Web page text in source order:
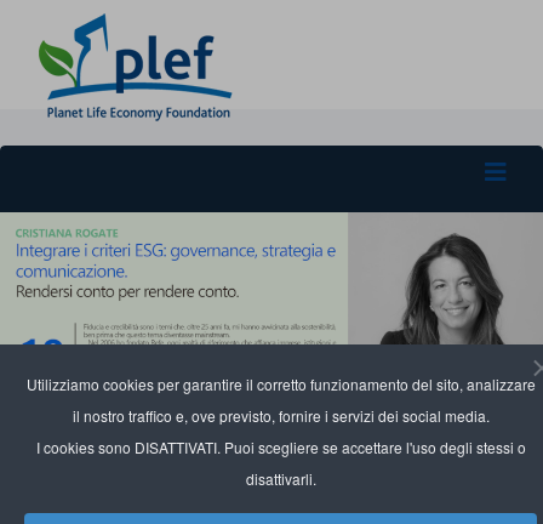
Utilizziamo cookies per garantire il corretto funzionamento del sito, analizzare
il nostro traffico e, ove previsto, fornire i servizi dei social media.
I cookies sono DISATTIVATI. Puoi scegliere se accettare l'uso degli stessi o
disattivarli.